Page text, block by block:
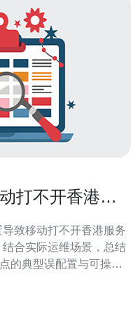
打不开香港服
致移动打不开香港服务
合实际运维场景，总结
的典型误配置与可操作
无法访问香港服务器最